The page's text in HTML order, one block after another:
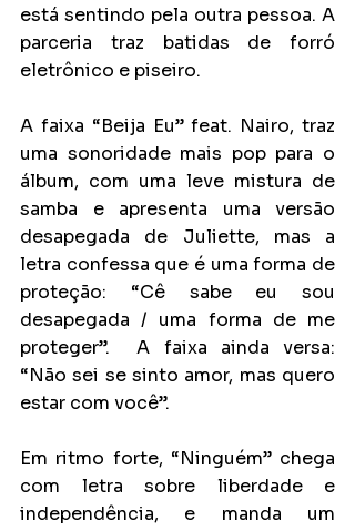
está sentindo pela outra pessoa. A
parceria traz batidas de forró
eletrônico e piseiro.
A faixa “Beija Eu” feat. Nairo, traz
uma sonoridade mais pop para o
álbum, com uma leve mistura de
samba e apresenta uma versão
desapegada de Juliette, mas a
letra confessa que é uma forma de
proteção: “Cê sabe eu sou
desapegada / uma forma de me
proteger”.  A faixa ainda versa:
“Não sei se sinto amor, mas quero
estar com você”.
Em ritmo forte, “Ninguém” chega
com letra sobre liberdade e
independência, e manda um